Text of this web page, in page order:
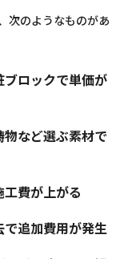
次のようなものがあ
ロックで単価が
など選ぶ素材で
費が上がる
追加費用が発生